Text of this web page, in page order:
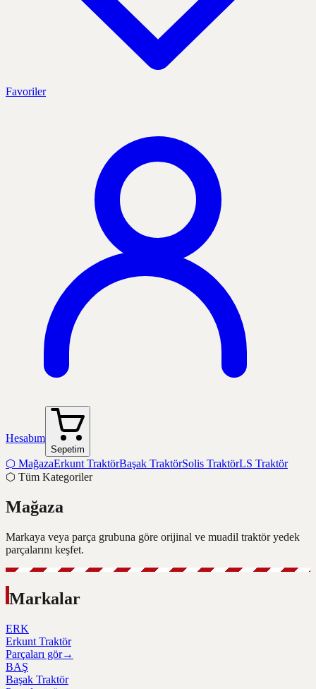
Favoriler
Hesabım
Sepetim
⬡ MağazaErkunt TraktörBaşak TraktörSolis TraktörLS Traktör
⬡ Tüm Kategoriler
Mağaza
Markaya veya parça grubuna göre orijinal ve muadil traktör yedek
parçalarını keşfet.
Markalar
ERK
Erkunt Traktör
Parçaları gör→
BAŞ
Başak Traktör